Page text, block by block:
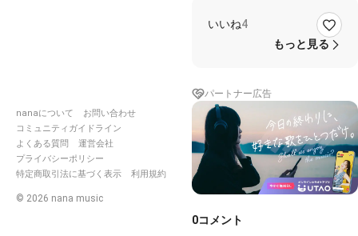
nanaについて
お問い合わせ
コミュニティガイドライン
よくある質問
運営会社
プライバシーポリシー
特定商取引法に基づく表示
利用規約
© 2026 nana music
む、難しい…。
自己採点は60点…。
でも12日までに20曲歌い
たいので、次の曲に進みま
す！😅
音割れ対策に２種類ほどイ
ヤホンマイクを試してみた
に入らず、元通りの
いいね4
もっと見る
パートナー広告
0コメント